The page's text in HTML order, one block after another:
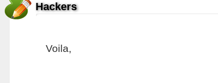
Hackers
Voila,